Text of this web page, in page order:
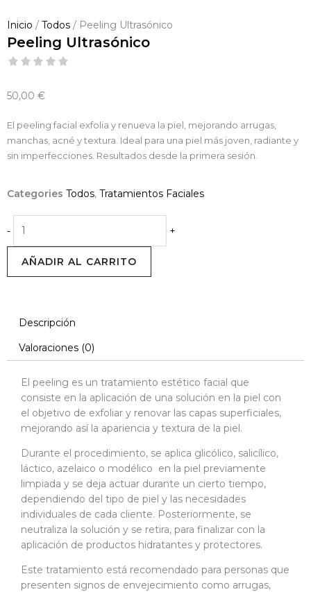
Inicio / Todos / Peeling Ultrasónico
Peeling Ultrasónico
50,00 €
El peeling facial exfolia y renueva la piel, mejorando arrugas,
manchas, acné y textura. Ideal para una piel más joven, radiante y
sin imperfecciones. Resultados desde la primera sesión.
Categories Todos, Tratamientos Faciales
-
Ultrasónico
cantidad
+
AÑADIR AL CARRITO
Descripción
Valoraciones (0)
El peeling es un tratamiento estético facial que
consiste en la aplicación de una solución en la piel con
el objetivo de exfoliar y renovar las capas superficiales,
mejorando así la apariencia y textura de la piel.
Durante el procedimiento, se aplica glicólico, salicílico,
láctico, azelaico o modélico en la piel previamente
limpiada y se deja actuar durante un cierto tiempo,
dependiendo del tipo de piel y las necesidades
individuales de cada cliente. Posteriormente, se
neutraliza la solución y se retira, para finalizar con la
aplicación de productos hidratantes y protectores.
Este tratamiento está recomendado para personas que
presenten signos de envejecimiento como arrugas,